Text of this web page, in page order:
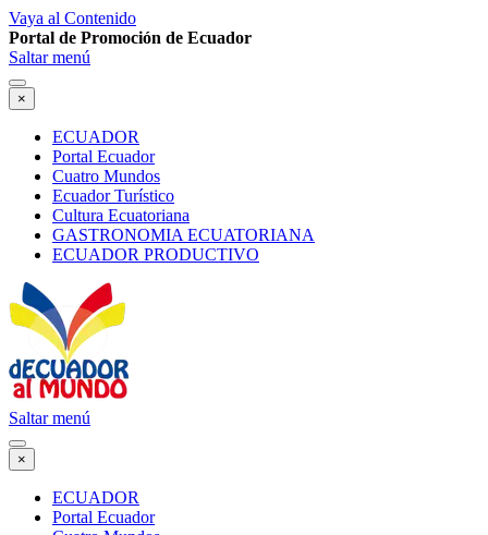
Vaya al Contenido
Portal de Promoción de Ecuador
Saltar menú
×
ECUADOR
Portal Ecuador
Cuatro Mundos
Ecuador Turístico
Cultura Ecuatoriana
GASTRONOMIA ECUATORIANA
ECUADOR PRODUCTIVO
Saltar menú
×
ECUADOR
Portal Ecuador